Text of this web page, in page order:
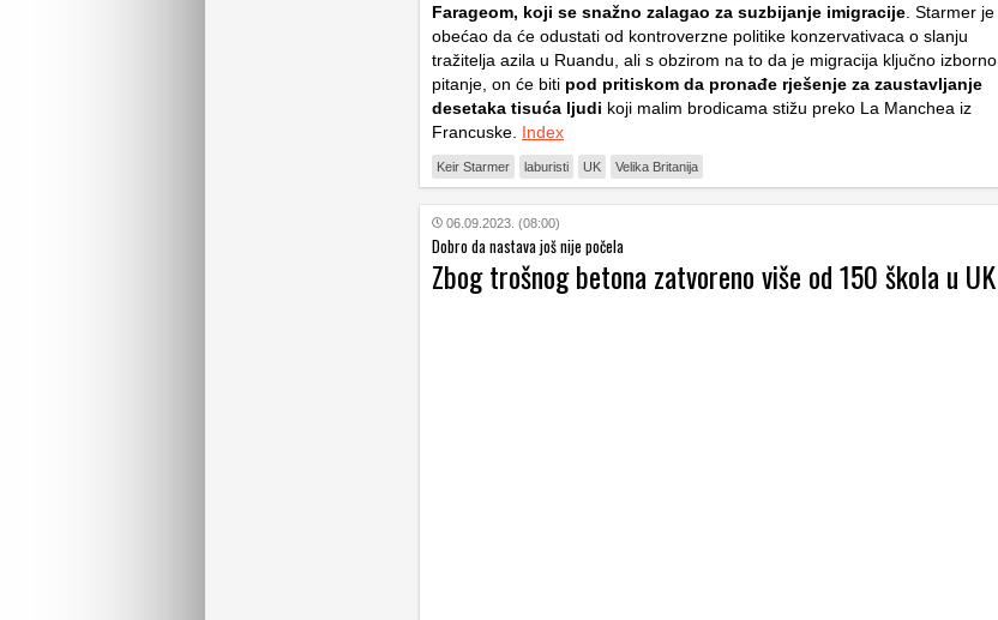
Farageom, koji se snažno zalagao za suzbijanje imigracije . Starmer je
obećao da će odustati od kontroverzne politike konzervativaca o slanju
tražitelja azila u Ruandu, ali s obzirom na to da je migracija ključno izborno
pitanje, on će biti pod pritiskom da pronađe rješenje za zaustavljanje
desetaka tisuća ljudi koji malim brodicama stižu preko La Manchea iz
Francuske. Index
Keir Starmer laburisti UK Velika Britanija
06.09.2023. (08:00)
Dobro da nastava još nije počela
Zbog trošnog betona zatvoreno više od 150 škola u UK